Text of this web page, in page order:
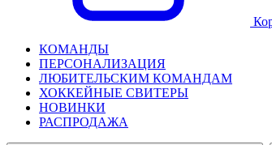
КОМАНДЫ
ПЕРСОНАЛИЗАЦИЯ
ЛЮБИТЕЛЬСКИМ КОМАНДАМ
ХОККЕЙНЫЕ СВИТЕРЫ
НОВИНКИ
РАСПРОДАЖА